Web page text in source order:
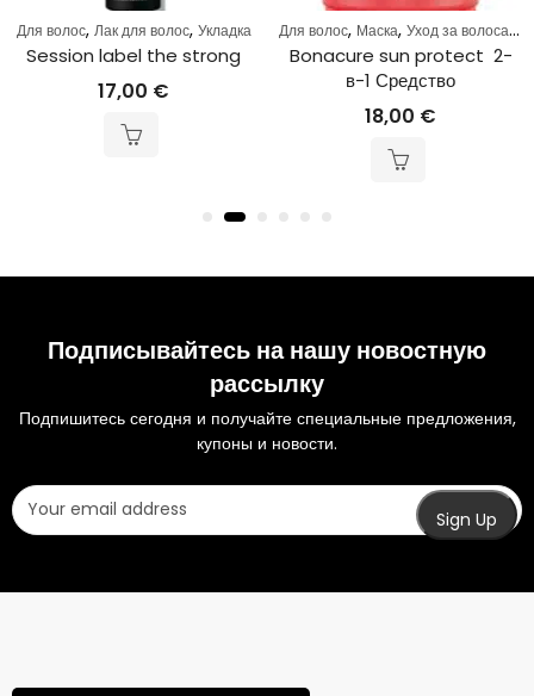
Для волос, Лак для волос, Укладка
Session label the strong
17,00 €
Для волос, Маска, Уход за волосами
Bonacure sun protect  2-
в-1 Средство
18,00 €
Подписывайтесь на нашу новостную
рассылку
Подпишитесь сегодня и получайте специальные предложения,
купоны и новости.